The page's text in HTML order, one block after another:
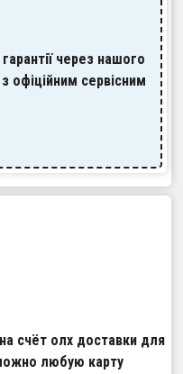
через нашого
офіційним сервісним
счёт олх доставки для
любую карту